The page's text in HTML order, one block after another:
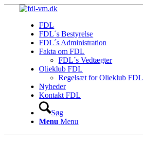
FDL
FDL´s Bestyrelse
FDL´s Administration
Fakta om FDL
FDL´s Vedtægter
Olieklub FDL
Regelsæt for Olieklub FDL
Nyheder
Kontakt FDL
Søg
Menu Menu